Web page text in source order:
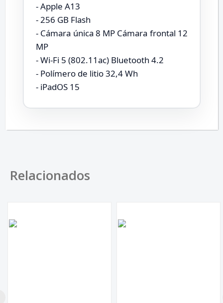
- Apple A13
- 256 GB Flash
- Cámara única 8 MP Cámara frontal 12
MP
- Wi-Fi 5 (802.11ac) Bluetooth 4.2
- Polímero de litio 32,4 Wh
- iPadOS 15
Relacionados